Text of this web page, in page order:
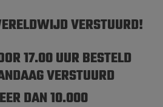
VERSTUURD!
17.00 UUR BESTELD
VERSTUURD
DAN 10.000